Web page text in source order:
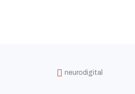
neurodigital